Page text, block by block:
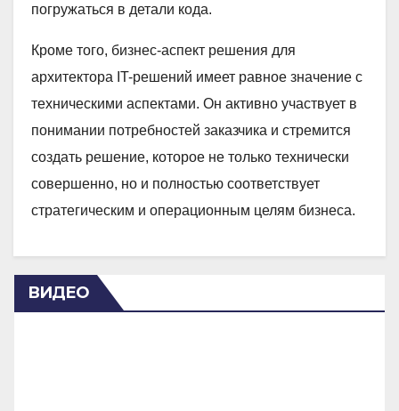
погружаться в детали кода.
Кроме того, бизнес-аспект решения для
архитектора IT-решений имеет равное значение с
техническими аспектами. Он активно участвует в
понимании потребностей заказчика и стремится
создать решение, которое не только технически
совершенно, но и полностью соответствует
стратегическим и операционным целям бизнеса.
ВИДЕО